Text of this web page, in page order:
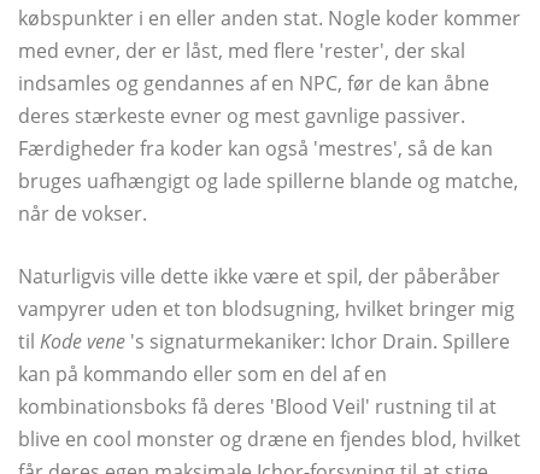
købspunkter i en eller anden stat. Nogle koder kommer
med evner, der er låst, med flere 'rester', der skal
indsamles og gendannes af en NPC, før de kan åbne
deres stærkeste evner og mest gavnlige passiver.
Færdigheder fra koder kan også 'mestres', så de kan
bruges uafhængigt og lade spillerne blande og matche,
når de vokser.
Naturligvis ville dette ikke være et spil, der påberåber
vampyrer uden et ton blodsugning, hvilket bringer mig
til Kode vene 's signaturmekaniker: Ichor Drain. Spillere
kan på kommando eller som en del af en
kombinationsboks få deres 'Blood Veil' rustning til at
blive en cool monster og dræne en fjendes blod, hvilket